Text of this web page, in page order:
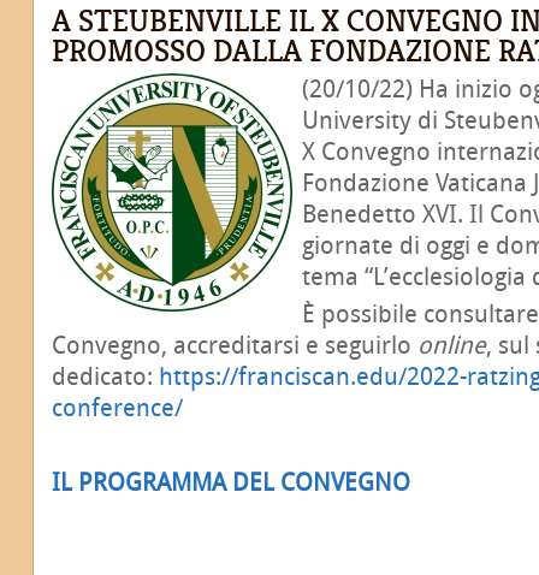
A STEUBENVILLE IL X CONVEGNO
PROMOSSO DALLA FONDAZIONE
(20/10/22) Ha inizio
University di
X Convegno
Fondazione Vaticana
Benedetto XVI. Il
giornate di oggi e
tema “L’ecclesiologia
È possibile
Convegno, accreditarsi e seguirlo online, sul
dedicato: https://franciscan.edu/2022-
conference/
IL PROGRAMMA DEL CONVEGNO